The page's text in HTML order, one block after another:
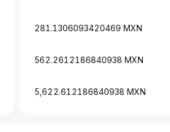
281.1306093420469 MXN
562.2612186840938 MXN
5,622.612186840938 MXN